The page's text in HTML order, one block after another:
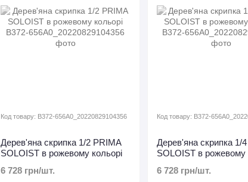
Код товару: B372-656A0_20220829104356
Дерев'яна скрипка 1/2 PRIMA
SOLOIST в рожевому кольорі
6 728 грн/шт.
Код товару: B372-
Дерев'яна скрипка 1/
SOLOIST в рожевому
6 728 грн/шт.